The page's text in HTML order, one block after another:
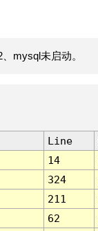
mysql未启动。
Line
14
324
211
62